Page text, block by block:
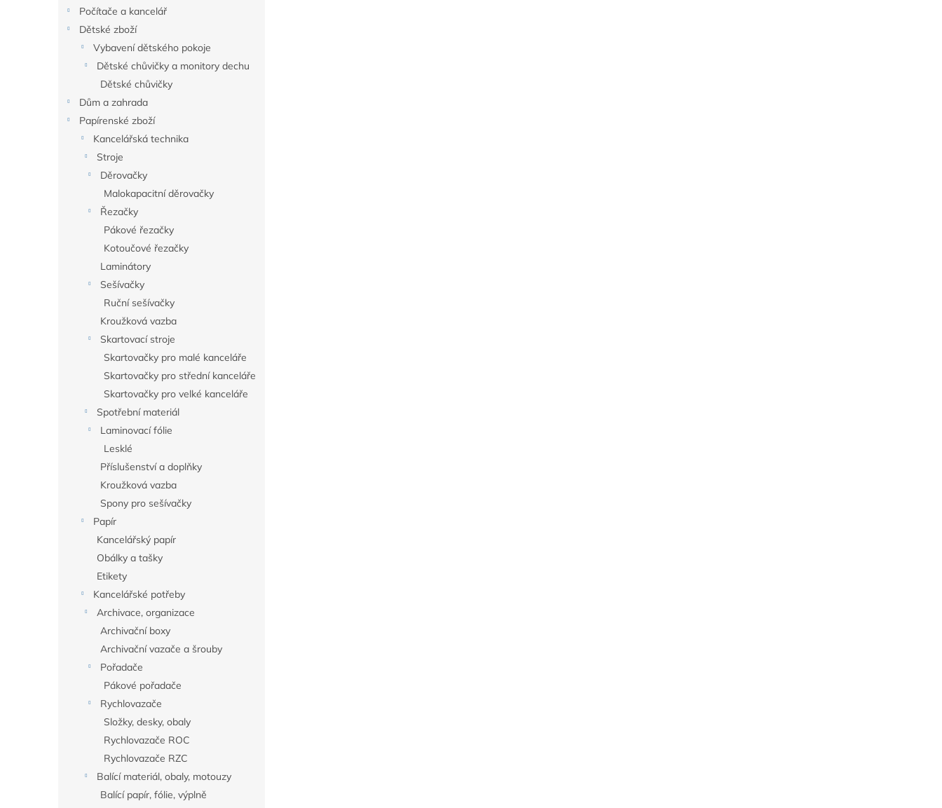
Počítače a kancelář
Dětské zboží
Vybavení dětského pokoje
Dětské chůvičky a monitory dechu
Dětské chůvičky
Dům a zahrada
Papírenské zboží
Kancelářská technika
Stroje
Děrovačky
Malokapacitní děrovačky
Řezačky
Pákové řezačky
Kotoučové řezačky
Laminátory
Sešívačky
Ruční sešívačky
Kroužková vazba
Skartovací stroje
Skartovačky pro malé kanceláře
Skartovačky pro střední kanceláře
Skartovačky pro velké kanceláře
Spotřební materiál
Laminovací fólie
Lesklé
Příslušenství a doplňky
Kroužková vazba
Spony pro sešívačky
Papír
Kancelářský papír
Obálky a tašky
Etikety
Kancelářské potřeby
Archivace, organizace
Archivační boxy
Archivační vazače a šrouby
Pořadače
Pákové pořadače
Rychlovazače
Složky, desky, obaly
Rychlovazače ROC
Rychlovazače RZC
Balící materiál, obaly, motouzy
Balící papír, fólie, výplně